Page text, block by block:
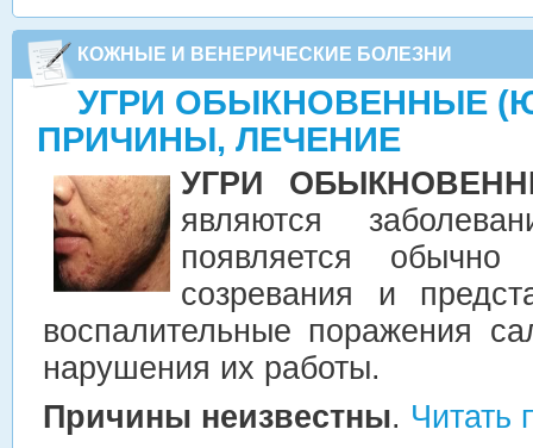
КОЖНЫЕ И ВЕНЕРИЧЕСКИЕ БОЛЕЗНИ
УГРИ ОБЫКНОВЕННЫЕ
ПРИЧИНЫ, ЛЕЧЕНИЕ
УГРИ
являются
появляется
созревания и
воспалительные поражения
нарушения их работы.
Причины неизвестны. Читать